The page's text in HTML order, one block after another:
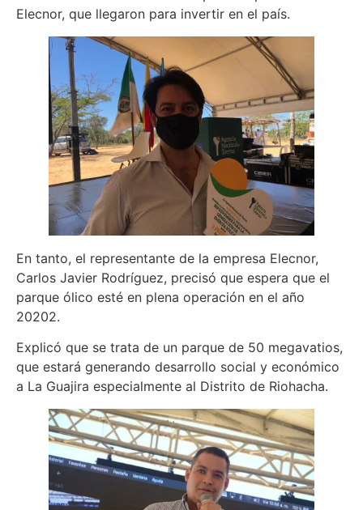
Elecnor, que llegaron para invertir en el país.
En tanto, el representante de la empresa Elecnor,
Carlos Javier Rodríguez, precisó que espera que el
parque ólico esté en plena operación en el año
20202.
Explicó que se trata de un parque de 50 megavatios,
que estará generando desarrollo social y económico
a La Guajira especialmente al Distrito de Riohacha.